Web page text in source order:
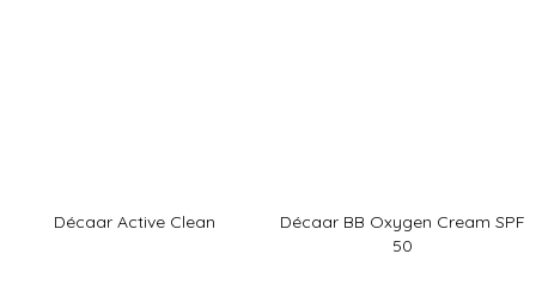
Décaar Active Clean
Décaar BB Oxygen Cream SPF
50